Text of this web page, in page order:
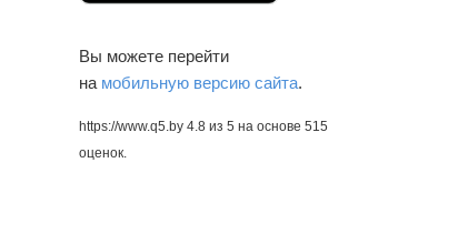
Вы можете перейти
на мобильную версию сайта.
https://www.q5.by 4.8 из 5 на основе 515
оценок.